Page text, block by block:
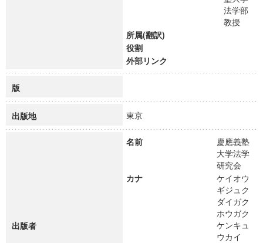
法学部
教授
所属(翻訳)
役割
外部リンク
版
出版地 東京
出版者
名前
慶應義塾
大学法学
研究会
カナ
ケイオウ
ギジュク
ダイガク
ホウガク
ケンキュ
ウカイ